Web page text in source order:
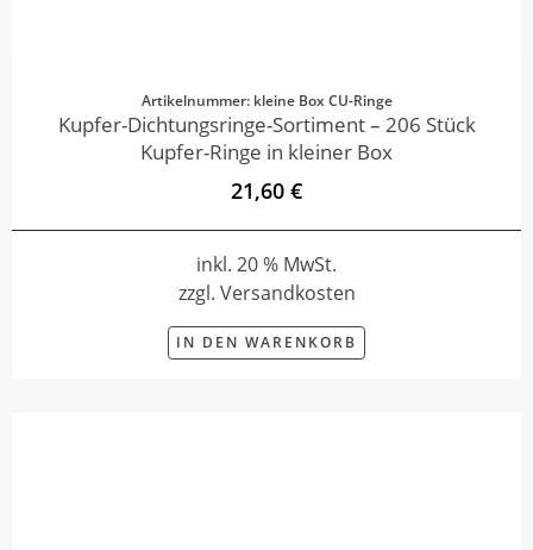
Artikelnummer: kleine Box CU-Ringe
Kupfer-Dichtungsringe-Sortiment – 206 Stück
Kupfer-Ringe in kleiner Box
21,60 €
inkl. 20 % MwSt.
zzgl. Versandkosten
IN DEN WARENKORB